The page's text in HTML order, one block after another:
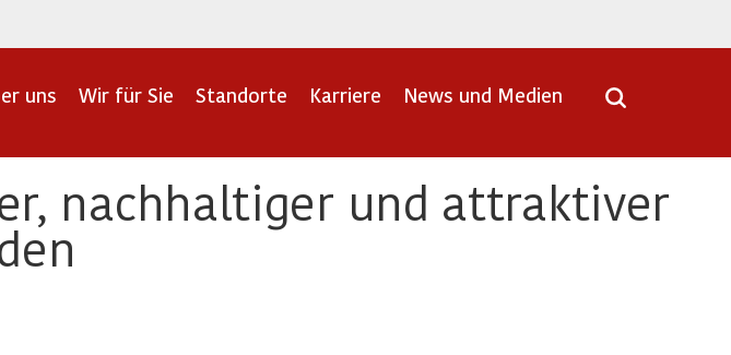
uns Wir für Sie Standorte Karriere News und Medien
nachhaltiger und attraktiver